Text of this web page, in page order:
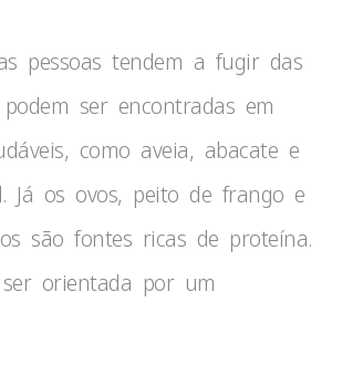
pessoas tendem a fugir das
ser encontradas em
como aveia, abacate e
Já os ovos, peito de frango e
são fontes ricas de proteína.
orientada por um